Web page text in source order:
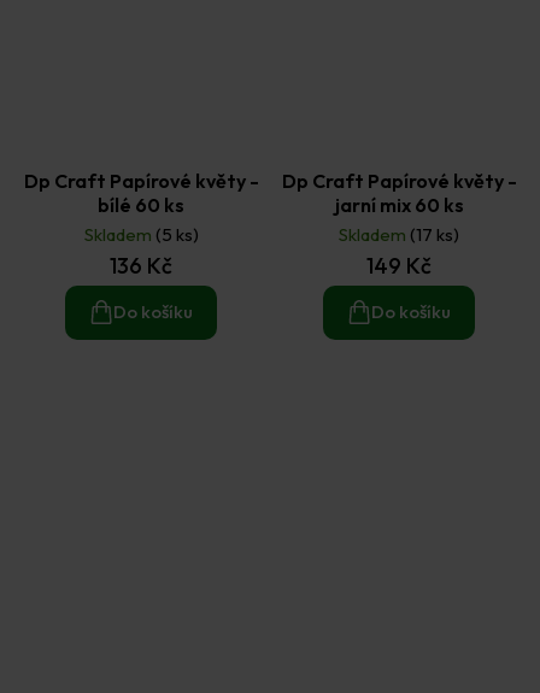
Dp Craft Papírové květy -
bílé 60 ks
Skladem (5 ks)
136 Kč
Do košíku
Dp Craft Papírové květy -
jarní mix 60 ks
Skladem (17 ks)
149 Kč
Do košíku